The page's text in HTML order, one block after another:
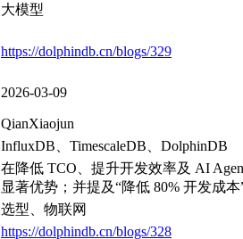
大模型
https://dolphindb.cn/blogs/329
2026-03-09
QianXiaojun
InfluxDB、TimescaleDB、DolphinDB
在降低 TCO、提升开发效率及 AI
显著优势；并提及“降低 80% 开发成
选型、物联网
https://dolphindb.cn/blogs/328